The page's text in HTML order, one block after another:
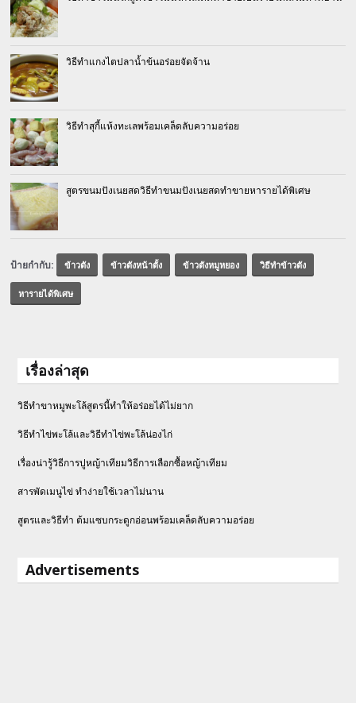
วิธีทำแกงไตปลาน้ำข้นอร่อยจัดจ้าน
วิธีทำสุกี้แห้งทะเลพร้อมเคล็ดลับความอร่อย
สูตรขนมปังเนยสดวิธีทำขนมปังเนยสดทำขายหารายได้พิเศษ
ป้ายกำกับ: ข้าวตัง ข้าวตังหน้าตั้ง ข้าวตังหมูหยอง วิธีทำข้าวตัง
หารายได้พิเศษ
เรื่องล่าสุด
วิธีทำขาหมูพะโล้สูตรนี้ทำให้อร่อยได้ไม่ยาก
วิธีทําไข่พะโล้และวิธีทำไข่พะโล้น่องไก่
เรื่องน่ารู้วิธีการปูหญ้าเทียมวิธีการเลือกซื้อหญ้าเทียม
สารพัดเมนูไข่ ทำง่ายใช้เวลาไม่นาน
สูตรและวิธีทำ ต้มแซบกระดูกอ่อนพร้อมเคล็ดลับความอร่อย
Advertisements